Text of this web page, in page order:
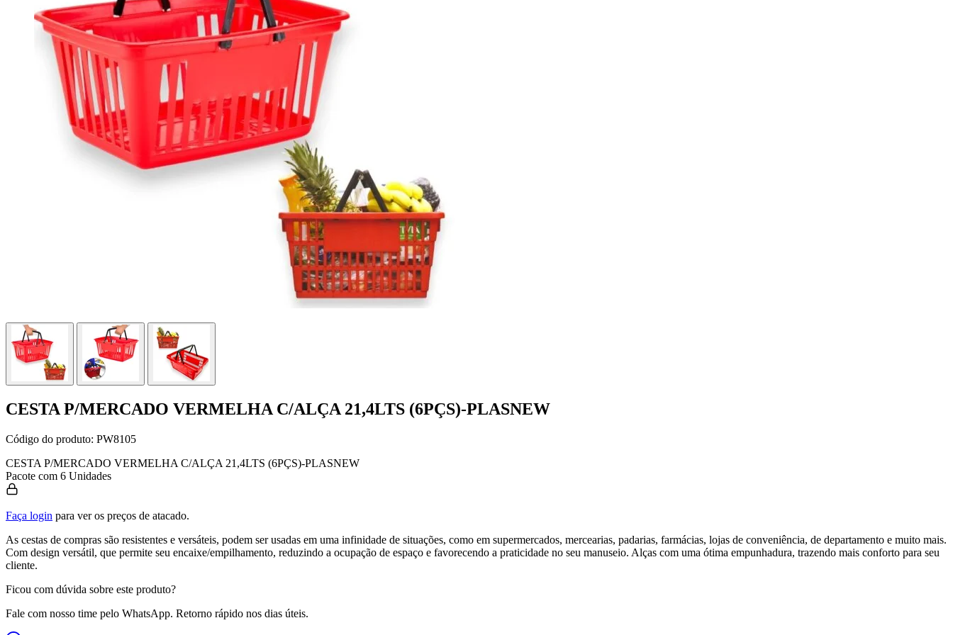
CESTA P/MERCADO VERMELHA C/ALÇA 21,4LTS (6PÇS)-PLASNEW
Código do produto: PW8105
CESTA P/MERCADO VERMELHA C/ALÇA 21,4LTS (6PÇS)-PLASNEW
Pacote com 6 Unidades
Faça login para ver os preços de atacado.
As cestas de compras são resistentes e versáteis, podem ser usadas em uma infinidade de situações, como em supermercados, mercearias, padarias, farmácias, lojas de conveniência, de departamento e muito mais.
Com design versátil, que permite seu encaixe/empilhamento, reduzindo a ocupação de espaço e favorecendo a praticidade no seu manuseio. Alças com uma ótima empunhadura, trazendo mais conforto para seu
cliente.
Ficou com dúvida sobre este produto?
Fale com nosso time pelo WhatsApp. Retorno rápido nos dias úteis.